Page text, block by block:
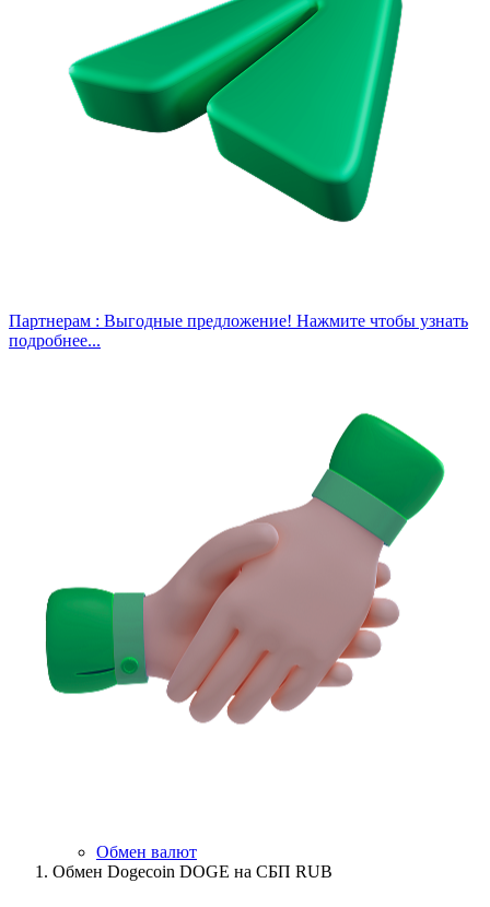
Партнерам : Выгодные предложение! Нажмите чтобы узнать
подробнее...
Обмен валют
Обмен Dogecoin DOGE на СБП RUB